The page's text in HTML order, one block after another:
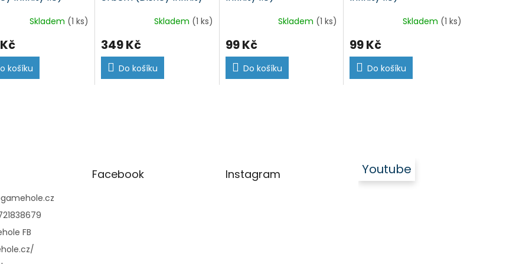
Skladem (1 ks)
košíku
Skladem (1 ks)
349 Kč
Do košíku
Skladem (1 ks)
99 Kč
Do košíku
Skladem (1 ks)
99 Kč
Do košíku
gamehole.cz
FB
Facebook Instagram Youtube